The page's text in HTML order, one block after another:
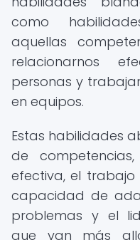
como
aquellas
relacionarnos
personas y
en equipos.
Estas habilidades
de
efectiva, el
capacidad de
problemas y el
que van más